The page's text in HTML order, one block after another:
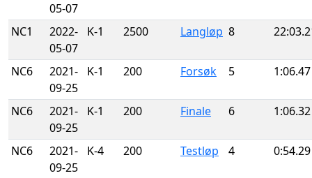
05-07
NC1
2022-
05-07
K-1 2500 Langløp 8
NC6
2021-
09-25
K-1 200 Forsøk 5 1:06.47
NC6
2021-
09-25
K-1 200 Finale 6 1:06.32
NC6
2021-
09-25
K-4 200 Testløp 4 0:54.29